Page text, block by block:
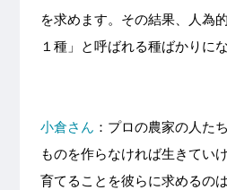
を求めます。その結果、人為
１種」と呼ばれる種ばかりに
小倉さん ：プロの農家の人た
ものを作らなければ生きてい
育てることを彼らに求めるの